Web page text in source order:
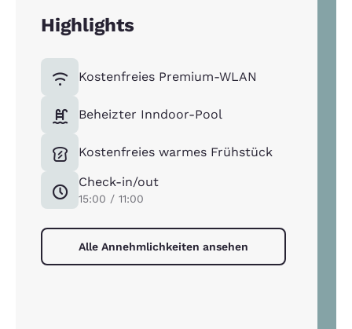
Highlights
Kostenfreies Premium-WLAN
Beheizter Inndoor-Pool
Kostenfreies warmes Frühstück
Check-in/out
15:00 / 11:00
Alle Annehmlichkeiten ansehen